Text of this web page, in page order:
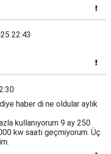
22:43
haber di ne oldular aylık
kullanıyorum 9 ay 250
kw saati geçmiyorum. Üç